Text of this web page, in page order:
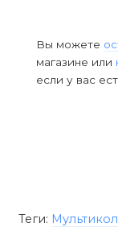
Вы можете
магазине или
если у вас
Теги: